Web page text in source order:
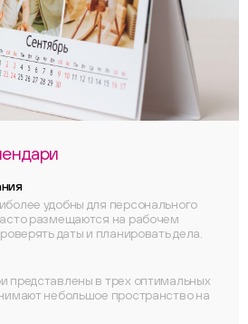
удобны для персонального
размещаются на рабочем
даты и планировать дела.
представлены в трех оптимальных
небольшое пространство на